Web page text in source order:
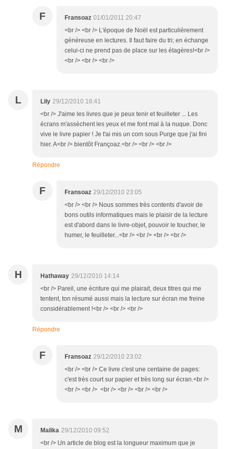
F Fransoaz 01/01/2011 20:47
<br /> <br /> L'époque de Noël est particulièrement
généreuse en lectures. Il faut faire du tri; en échange
celui-ci ne prend pas de place sur les étagères!<br />
<br /> <br /> <br />
L Lily 29/12/2010 18:41
<br /> J'aime les livres que je peux tenir et feuilleter ... Les
écrans m'assèchent les yeux et me font mal à la nuque. Donc
vive le livre papier ! Je t'ai mis un com sous Purge que j'ai fini
hier. A<br /> bientôt Françoaz.<br /> <br /> <br />
Répondre
F Fransoaz 29/12/2010 23:05
<br /> <br /> Nous sommes très contents d'avoir de
bons outils informatiques mais le plaisir de la lecture
est d'abord dans le livre-objet, pouvoir le toucher, le
humer, le feuilleter...<br /> <br /> <br /> <br />
H Hathaway 29/12/2010 14:14
<br /> Pareil, une écriture qui me plairait, deux titres qui me
tentent, ton résumé aussi mais la lecture sur écran me freine
considérablement !<br /> <br /> <br />
Répondre
F Fransoaz 29/12/2010 23:02
<br /> <br /> Ce livre c'est une centaine de pages:
c'est très court sur papier et très long sur écran.<br />
<br /> <br /> <br /> <br /> <br /> <br />
M Malika 29/12/2010 09:52
<br /> Un article de blog est la longueur maximum que je